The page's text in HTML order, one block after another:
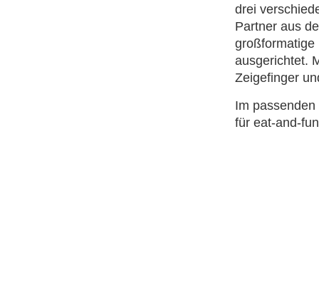
drei
Partner aus
großformatige
ausgerichtet.
Zeigefinger
Im
für eat-and-